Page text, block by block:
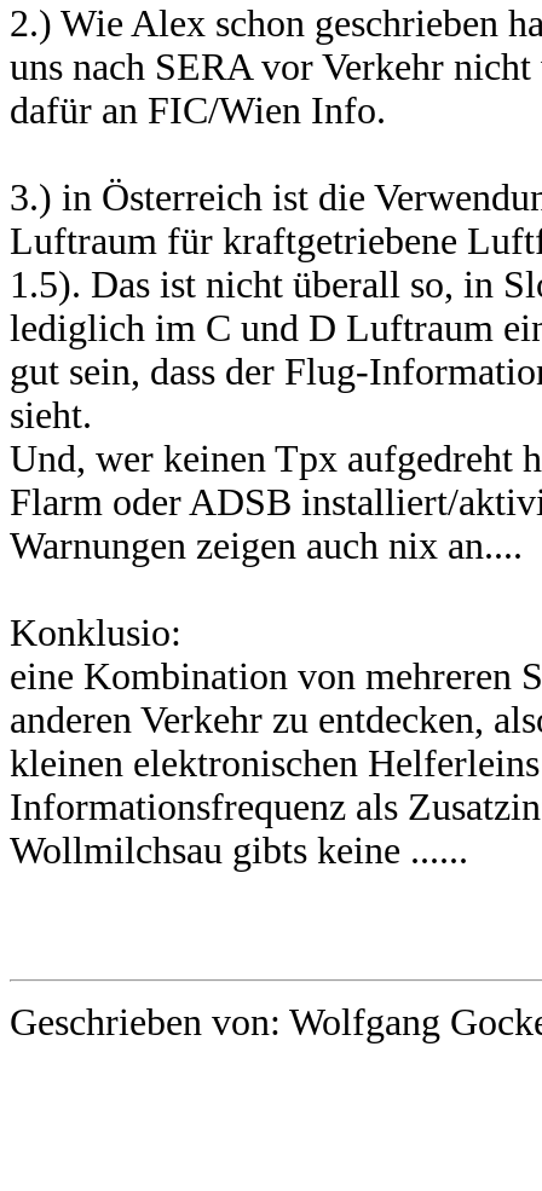
2.) Wie Alex schon geschrieben
uns nach SERA vor Verkehr
dafür an FIC/Wien Info.
3.) in Österreich ist die
Luftraum für kraftgetriebene
1.5). Das ist nicht überall so, in
lediglich im C und D Luftraum
gut sein, dass der Flug-
sieht.
Und, wer keinen Tpx aufgedreht
Flarm oder ADSB installiert/
Warnungen zeigen auch nix an....
Konklusio:
eine Kombination von mehreren
anderen Verkehr zu entdecken,
kleinen elektronischen
Informationsfrequenz als
Wollmilchsau gibts keine ......
Geschrieben von: Wolfgang